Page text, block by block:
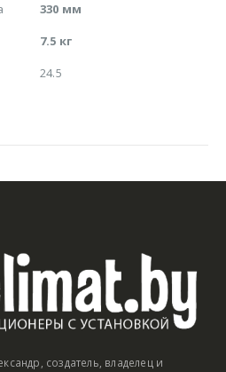
330 мм
7.5 кг
24.5
создатель, владелец и